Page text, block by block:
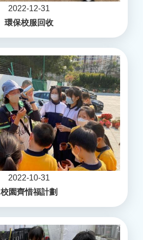
2022-12-31
環保校服回收
2022-10-31
校園齊惜福計劃